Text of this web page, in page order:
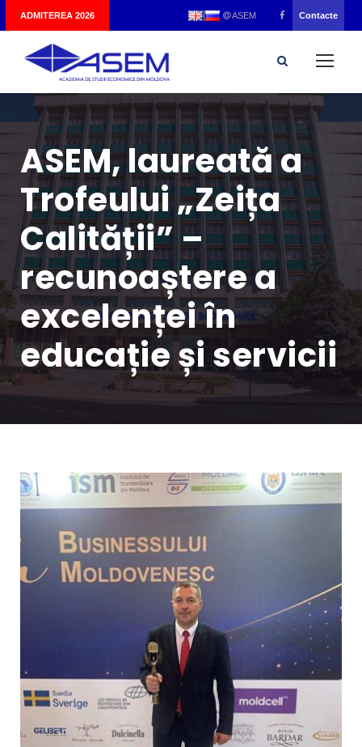
ADMITEREA 2026 ASEM Contacte
ASEM, laureată a
Trofeului „Zeița
Calității” –
recunoaștere a
excelenței în
educație și servicii